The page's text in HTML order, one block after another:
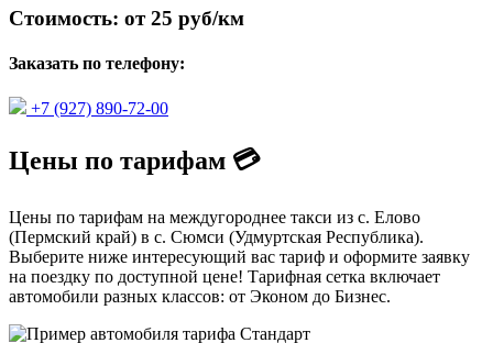
Стоимость: от 25 руб/км
Заказать по телефону:
+7 (927) 890-72-00
Цены по тарифам 💳
Цены по тарифам на междугороднее такси из с. Елово
(Пермский край) в с. Сюмси (Удмуртская Республика).
Выберите ниже интересующий вас тариф и оформите заявку
на поездку по доступной цене! Тарифная сетка включает
автомобили разных классов: от Эконом до Бизнес.